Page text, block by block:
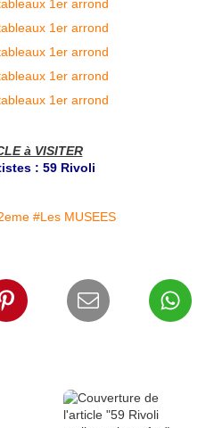
à VISITER
: 59 Rivoli
#Les MUSEES